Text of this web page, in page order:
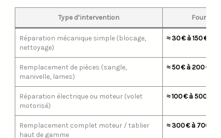
Type d’intervention
Réparation mécanique simple (blocage,
nettoyage)
≈ 30 € à 150 €
Remplacement de pièces (sangle,
manivelle, lames)
≈ 50 € à 200 €
Réparation électrique ou moteur (volet
motorisé)
≈ 100 € à 500 €
Remplacement complet moteur / tablier
haut de gamme
≈ 300 € à 700 €